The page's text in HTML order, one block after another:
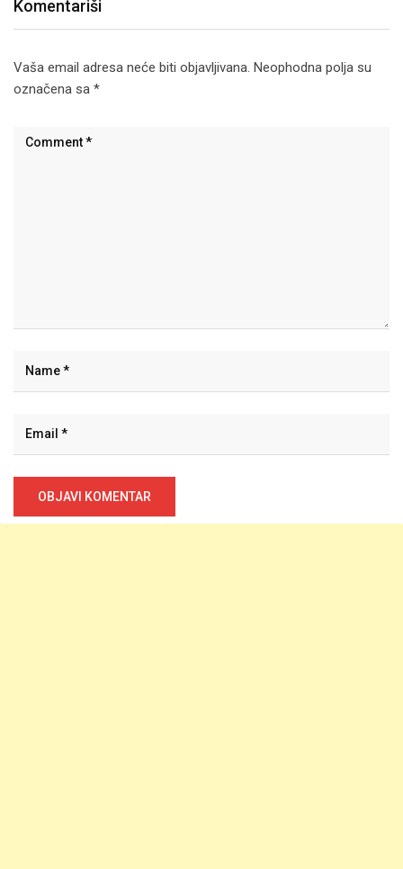
Komentariši
Vaša email adresa neće biti objavljivana. Neophodna polja su
označena sa *